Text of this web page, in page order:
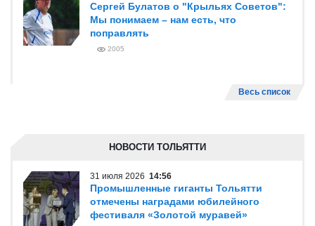
Сергей Булатов о "Крыльях Советов":
Мы понимаем – нам есть, что
поправлять
2005
Весь список
НОВОСТИ ТОЛЬЯТТИ
31 июля 2026 14:56
Промышленные гиганты Тольятти
отмечены наградами юбилейного
фестиваля «Золотой муравей»